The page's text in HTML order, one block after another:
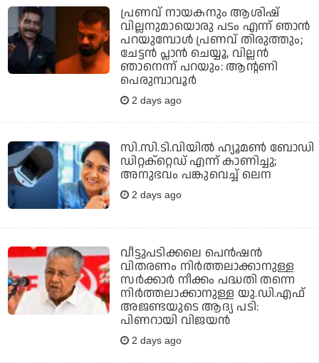
പ്രണവ് നായകനും ആശിഷ്
വില്ലനുമായൊരു പടം എന്ന് ഞാന്‍
പറയുമ്പോള്‍ പ്രണവ് തിരുത്തും;
ചേട്ടന്‍ പ്ലാന്‍ ചെയ്യൂ, വില്ലന്‍
ഞാനെന്ന് പറയും: ആന്റണി
പെരുമ്പാവൂര്‍
2 days ago
സി.സി.ടി.വിയില്‍ ഹ്യൂമണ്‍ ബോഡി
ഡിറ്റക്‌റ്റെഡ് എന്ന് കാണിച്ചു;
അനുഭവം പങ്കുവെച്ച് ലെന
2 days ago
വീട്ടുപടിക്കലെ പെന്‍ഷന്‍
വിതരണം നിര്‍ത്തലാക്കാനുള്ള
സര്‍ക്കാര്‍ നീക്കം പദ്ധതി തന്നെ
നിര്‍ത്തലാക്കാനുള്ള യു.ഡി.എഫ്
അജണ്ടയുടെ ആദ്യ പടി:
പിണറായി വിജയന്‍
2 days ago